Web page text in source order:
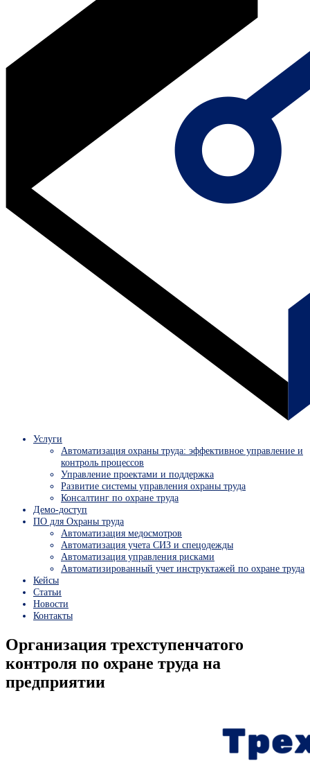
Услуги
Автоматизация охраны труда: эффективное управление и
контроль процессов
Управление проектами и поддержка
Развитие системы управления охраны труда
Консалтинг по охране труда
Демо-доступ
ПО для Охраны труда
Автоматизация медосмотров
Автоматизация учета СИЗ и спецодежды
Автоматизация управления рисками
Автоматизированный учет инструктажей по охране труда
Кейсы
Статьи
Новости
Контакты
Организация трехступенчатого
контроля по охране труда на
предприятии